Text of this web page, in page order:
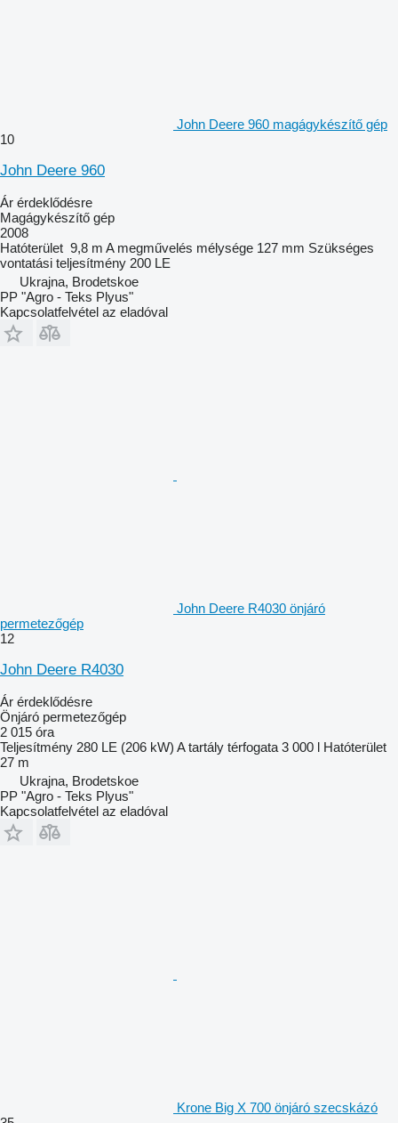
John Deere 960 magágykészítő gép
10
John Deere 960
Ár érdeklődésre
Magágykészítő gép
2008
Hatóterület 9,8 m A megművelés mélysége 127 mm Szükséges
vontatási teljesítmény 200 LE
Ukrajna, Brodetskoe
PP "Agro - Teks Plyus"
Kapcsolatfelvétel az eladóval
John Deere R4030 önjáró
permetezőgép
12
John Deere R4030
Ár érdeklődésre
Önjáró permetezőgép
2 015 óra
Teljesítmény 280 LE (206 kW) A tartály térfogata 3 000 l Hatóterület
27 m
Ukrajna, Brodetskoe
PP "Agro - Teks Plyus"
Kapcsolatfelvétel az eladóval
Krone Big X 700 önjáró szecskázó